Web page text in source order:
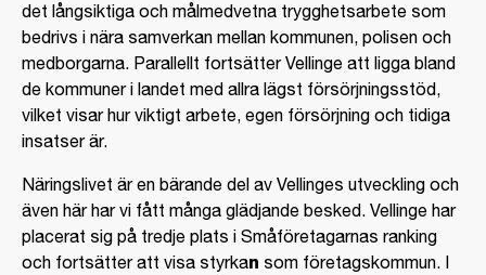
det långsiktiga och målmedvetna trygghetsarbete som
bedrivs i nära samverkan mellan kommunen, polisen och
medborgarna. Parallellt fortsätter Vellinge att ligga bland
de kommuner i landet med allra lägst försörjningsstöd,
vilket visar hur viktigt arbete, egen försörjning och tidiga
insatser är.
Näringslivet är en bärande del av Vellinges utveckling och
även här har vi fått många glädjande besked. Vellinge har
placerat sig på tredje plats i Småföretagarnas ranking
och fortsätter att visa styrkan som företagskommun. I